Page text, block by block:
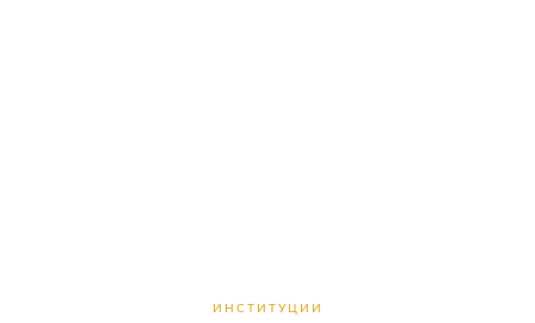
ИНСТИТУЦИИ